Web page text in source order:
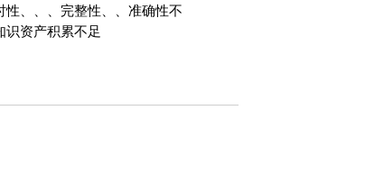
、、、完整性、、准确性不
、知识资产积累不足